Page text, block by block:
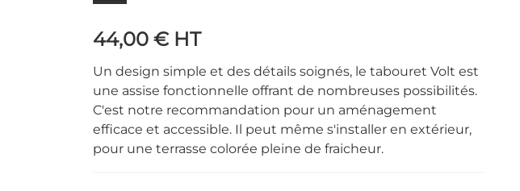
44,00 € HT
Un design simple et des détails soignés, le tabouret Volt est
une assise fonctionnelle offrant de nombreuses possibilités.
C'est notre recommandation pour un aménagement
efficace et accessible. Il peut même s'installer en extérieur,
pour une terrasse colorée pleine de fraicheur.